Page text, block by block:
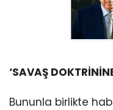
‘SAVAŞ
Bununla birlikte